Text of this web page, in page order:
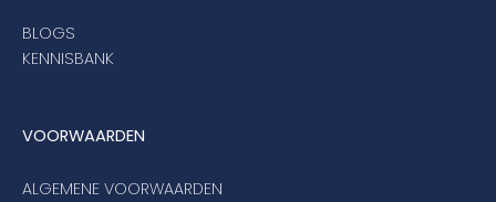
BLOGS
KENNISBANK
VOORWAARDEN
ALGEMENE VOORWAARDEN